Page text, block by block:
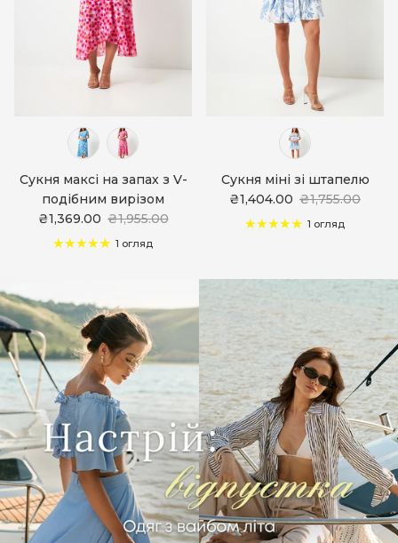
Сукня максі на запах з V-
подібним вирізом
₴1,369.00 ₴1,955.00
1 огляд
Сукня міні зі штапелю
₴1,404.00 ₴1,755.00
1 огляд